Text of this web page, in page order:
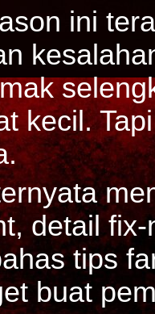
ini
kecil.
detail
tips
buat